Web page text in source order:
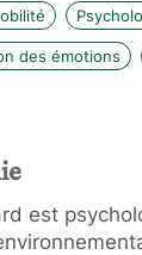
des émotions
est